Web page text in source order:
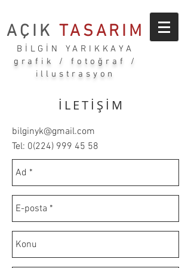
AÇIK TASARIM
BİLGİN YARIKKAYA
grafik / fotoğraf /
illustrasyon
İLETİŞİM
bilginyk@gmail.com
Tel: 0(224) 999 45 58